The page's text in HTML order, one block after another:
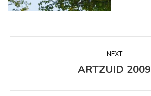
navigation
NEXT
Next
ARTZUID 2009